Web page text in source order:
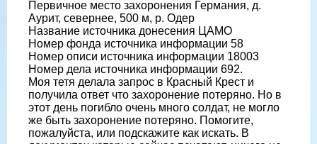
Первичное место захоронения Германия, д.
Аурит, севернее, 500 м, р. Одер
Название источника донесения ЦАМО
Номер фонда источника информации 58
Номер описи источника информации 18003
Номер дела источника информации 692.
Моя тетя делала запрос в Красный Крест и
получила ответ что захоронение потеряно. Но в
этот день погибло очень много солдат, не могло
же быть захоронение потеряно. Помогите,
пожалуйста, или подскажите как искать. В